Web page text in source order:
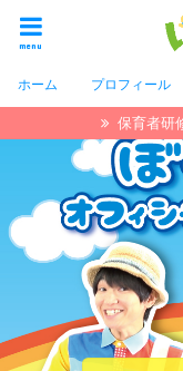
menu
ホーム プロフィール
保育者研